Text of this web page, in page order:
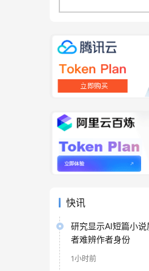
快讯
研究显示AI短篇小
者难辨作者身份
1小时前